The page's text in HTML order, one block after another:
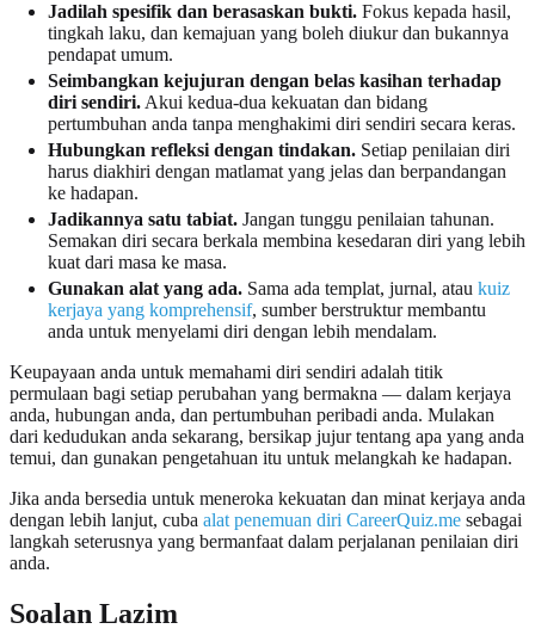
Jadilah spesifik dan berasaskan bukti. Fokus kepada hasil,
tingkah laku, dan kemajuan yang boleh diukur dan bukannya
pendapat umum.
Seimbangkan kejujuran dengan belas kasihan terhadap
diri sendiri. Akui kedua-dua kekuatan dan bidang
pertumbuhan anda tanpa menghakimi diri sendiri secara keras.
Hubungkan refleksi dengan tindakan. Setiap penilaian diri
harus diakhiri dengan matlamat yang jelas dan berpandangan
ke hadapan.
Jadikannya satu tabiat. Jangan tunggu penilaian tahunan.
Semakan diri secara berkala membina kesedaran diri yang lebih
kuat dari masa ke masa.
Gunakan alat yang ada. Sama ada templat, jurnal, atau kuiz
kerjaya yang komprehensif, sumber berstruktur membantu
anda untuk menyelami diri dengan lebih mendalam.
Keupayaan anda untuk memahami diri sendiri adalah titik
permulaan bagi setiap perubahan yang bermakna — dalam kerjaya
anda, hubungan anda, dan pertumbuhan peribadi anda. Mulakan
dari kedudukan anda sekarang, bersikap jujur tentang apa yang anda
temui, dan gunakan pengetahuan itu untuk melangkah ke hadapan.
Jika anda bersedia untuk meneroka kekuatan dan minat kerjaya anda
dengan lebih lanjut, cuba alat penemuan diri CareerQuiz.me sebagai
langkah seterusnya yang bermanfaat dalam perjalanan penilaian diri
anda.
Soalan Lazim